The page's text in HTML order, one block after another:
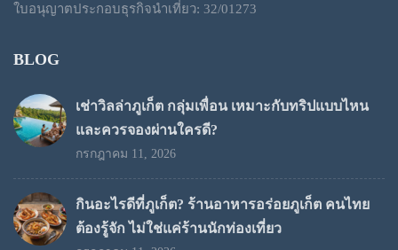
ใบอนุญาตประกอบธุรกิจนำเที่ยว: 32/01273
BLOG
เช่าวิลล่าภูเก็ต กลุ่มเพื่อน เหมาะกับทริปแบบไหน
และควรจองผ่านใครดี?
กรกฎาคม 11, 2026
กินอะไรดีที่ภูเก็ต? ร้านอาหารอร่อยภูเก็ต คนไทย
ต้องรู้จัก ไม่ใช่แค่ร้านนักท่องเที่ยว